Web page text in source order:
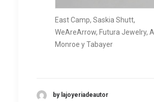
East Camp, Saskia Shutt,
WeAreArrow, Futura Jewelry,
Monroe y Tabayer
by lajoyeriadeautor